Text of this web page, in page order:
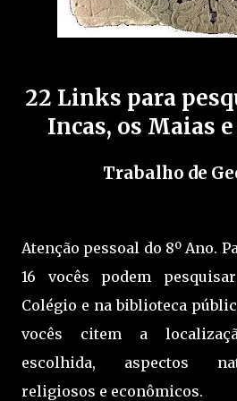
22 Links para
Incas, os Maias
Trabalho de
Atenção pessoal do 8º Ano.
16 vocês podem
Colégio e na biblioteca
vocês citem a
escolhida, aspectos
religiosos e econômicos.